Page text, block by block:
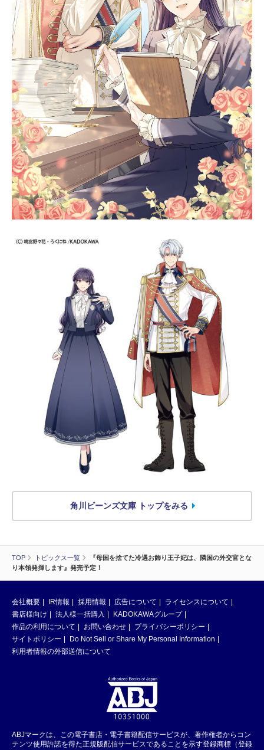
TOP トピックス一覧
『母国を捨てた冷遇お飾り王子妃は、隣国の外交官とな
り本領発揮します』発売予定！
角川ビーンズ文庫 トップをみる
会社概要 IR情報 採用情報 広告について
ライセンスについて
書店様向け
法人様一括購入
KADOKAWAグループ
作品の利用について
お問い合わせ
プライバシーポリシー
サイトポリシー
Do Not Sell or Share My Personal Information
利用者情報の外部送信について
ABJマークは、この電子書店・電子書籍配信サービスが、著作権者からコン
テンツ使用許諾を得た正規版配信サービスであることを示す登録商標（登録